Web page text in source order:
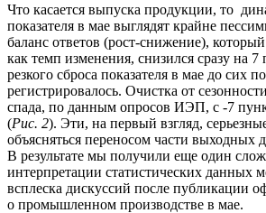
Что касается выпуска продукции, то
показателя в мае выглядят крайне
баланс ответов (рост-снижение),
как темп изменения, снизился сразу на 7
резкого сброса показателя в мае до сих
регистрировалось. Очистка от
спада, по данным опросов ИЭП, с -7
(Рис. 2). Эти, на первый взгляд,
объясняться переносом части выходных
В результате мы получили еще один
интерпретации статистических данных
всплеска дискуссий после публикации
о промышленном производстве в мае.